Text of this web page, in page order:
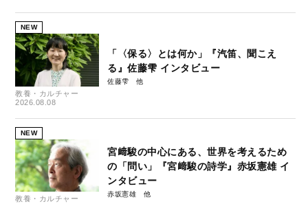
NEW
教養・カルチャー
2026.08.08
「〈保る〉とは何か」『汽笛、聞こえ
る』佐藤雫 インタビュー
佐藤雫
NEW
教養・カルチャー
宮﨑駿の中心にある、世界を考えるため
の「問い」『宮﨑駿の詩学』赤坂憲雄 イ
ンタビュー
赤坂憲雄